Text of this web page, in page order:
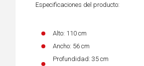
Especificaciones del producto:
Alto: 110 cm
Ancho: 56 cm
Profundidad: 35 cm